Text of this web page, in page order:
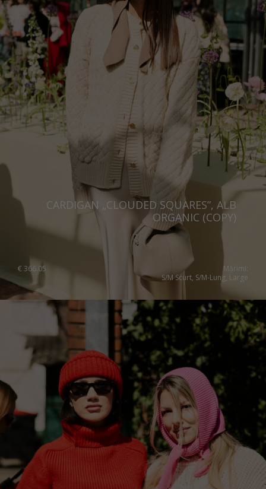
CARDIGAN „CLOUDED SQUARES”, ALB
ORGANIC (COPY)
€366.05
Mărimi:
S/M Scurt, S/M-Lung, Large